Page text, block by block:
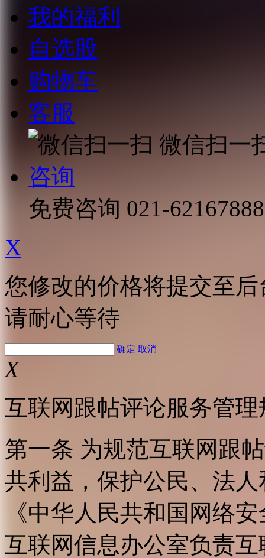
我的福利
自选股
购物车
客服
微信扫一
咨询
免费咨询 021-62167888
X
您修改的价格将提交至
请耐心等待
确定 取消
X
互联网跟帖评论服务管理
第一条 为规范互联网跟
共利益，保护公民、法
《中华人民共和国网络
互联网信息办公室负责